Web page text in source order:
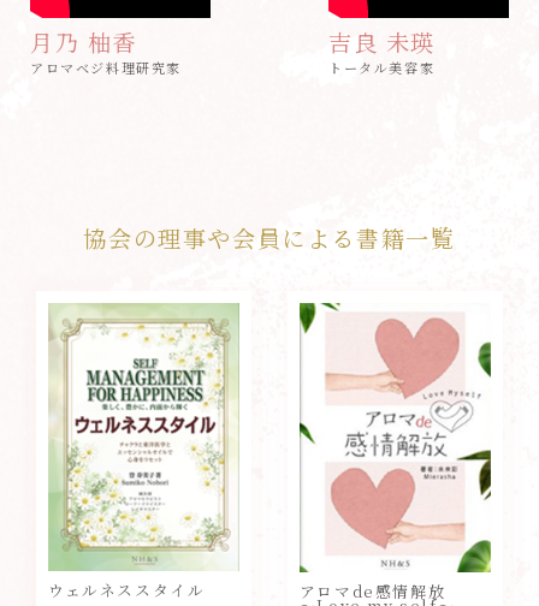
月乃 柚香
アロマベジ料理研究家
吉良 未瑛
トータル美容家
協会の理事や会員による書籍一覧
ウェルネススタイル アロマde感情解放